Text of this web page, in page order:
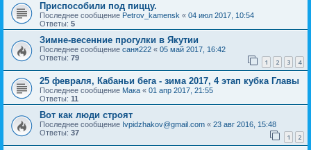
Приспособили под пиццу.
Последнее сообщение Petrov_kamensk « 04 июл 2017, 10:54
Ответы: 5
Зимне-весенние прогулки в Якутии
Последнее сообщение саня222 « 05 май 2017, 16:42
Ответы: 79 1 2 3 4
25 февраля, Кабаньи бега - зима 2017, 4 этап кубка Главы
Последнее сообщение Мака « 01 апр 2017, 21:55
Ответы: 11
Вот как люди строят
Последнее сообщение Ivpidzhakov@gmail.com « 23 авг 2016, 15:48
Ответы: 37 1 2